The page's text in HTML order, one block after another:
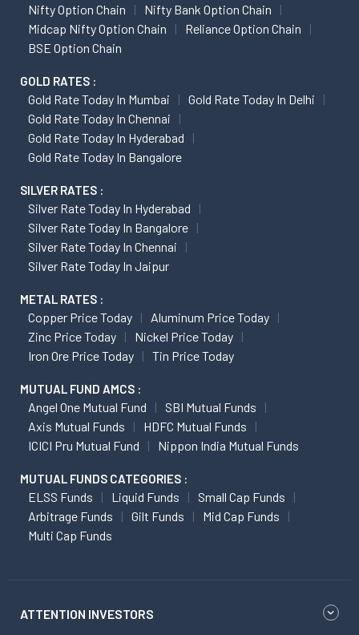
Nifty Option Chain
Nifty Bank Option Chain
Midcap Nifty Option Chain
Reliance Option Chain
BSE Option Chain
GOLD RATES :
Gold Rate Today In Mumbai
Gold Rate Today In Delhi
Gold Rate Today In Chennai
Gold Rate Today In Hyderabad
Gold Rate Today In Bangalore
SILVER RATES :
Silver Rate Today In Hyderabad
Silver Rate Today In Bangalore
Silver Rate Today In Chennai
Silver Rate Today In Jaipur
METAL RATES :
Copper Price Today
Aluminum Price Today
Zinc Price Today
Nickel Price Today
Iron Ore Price Today
Tin Price Today
MUTUAL FUND AMCS :
Angel One Mutual Fund
SBI Mutual Funds
Axis Mutual Funds
HDFC Mutual Funds
ICICI Pru Mutual Fund
Nippon India Mutual Funds
MUTUAL FUNDS CATEGORIES :
ELSS Funds Liquid Funds
Small Cap Funds
Arbitrage Funds
Gilt Funds
Mid Cap Funds
Multi Cap Funds
ATTENTION INVESTORS